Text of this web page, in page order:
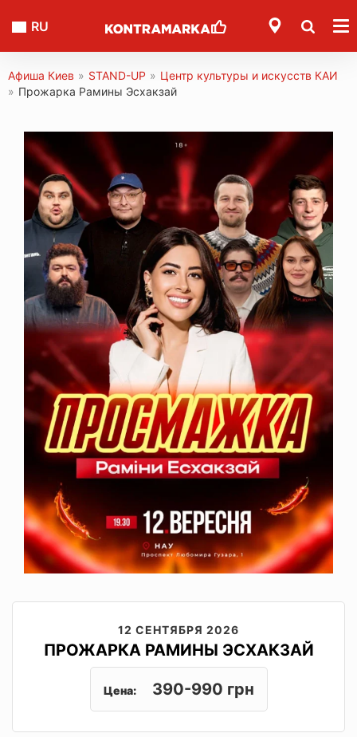
RU
Афиша Киев » STAND-UP » Центр культуры и искусств КАИ
» Прожарка Рамины Эсхакзай
12 СЕНТЯБРЯ 2026
ПРОЖАРКА РАМИНЫ ЭСХАКЗАЙ
Цена: 390-990 грн